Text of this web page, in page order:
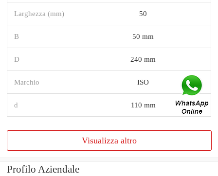
Larghezza (mm) 50
B 50 mm
D 240 mm
Marchio ISO
d 110 mm
Visualizza altro
Profilo Aziendale